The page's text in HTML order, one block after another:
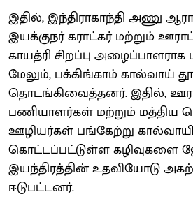
இதில், இந்திராகாந்தி அணு
இயக்குநர் கராட்கர் மற்றும்
காயத்ரி சிறப்பு
மேலும், பக்கிங்காம்
தொடங்கிவைத்தனர். இதில்,
பணியாளர்கள் மற்றும் மத்திய
ஊழியர்கள் பங்கேற்று
கொட்டப்பட்டுள்ள கழிவுகளை
இயந்திரத்தின் உதவியோடு
ஈடுபட்டனர்.